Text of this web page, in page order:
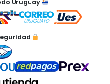
Uruguay
y aparecerá acá